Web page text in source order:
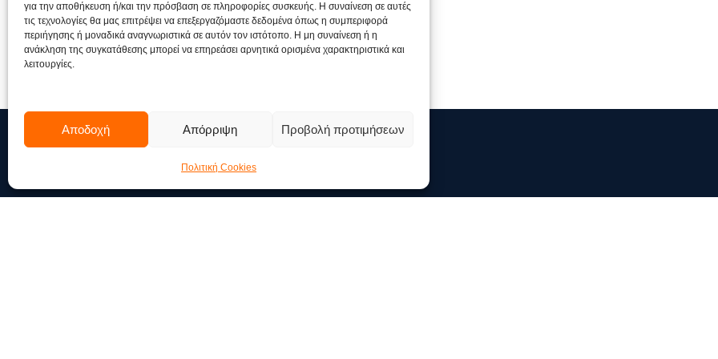
για την αποθήκευση ή/και την πρόσβαση σε πληροφορίες συσκευής. Η συναίνεση σε αυτές
τις τεχνολογίες θα μας επιτρέψει να επεξεργαζόμαστε δεδομένα όπως η συμπεριφορά
περιήγησης ή μοναδικά αναγνωριστικά σε αυτόν τον ιστότοπο. Η μη συναίνεση ή η
ανάκληση της συγκατάθεσης μπορεί να επηρεάσει αρνητικά ορισμένα χαρακτηριστικά και
λειτουργίες.
Αποδοχή Απόρριψη Προβολή προτιμήσεων
Πολιτική Cookies